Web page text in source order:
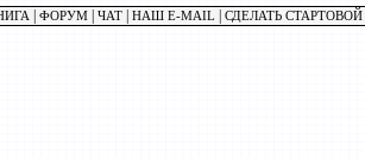
ФОРУМ ЧАТ НАШ E-MAIL СДЕЛАТЬ СТАРТОВОЙ